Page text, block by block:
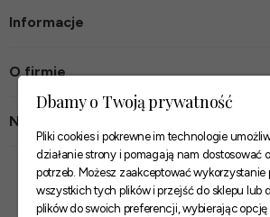
Informacje
O firmie
Nasze sklepy
Zaufane płatności
Dbamy o Twoją prywatność
Pliki cookies i pokrewne im technologie
działanie strony i pomagają nam dostosować
potrzeb. Możesz zaakceptować wykorzystanie
wszystkich tych plików i przejść do sklepu lub
plików do swoich preferencji, wybierając